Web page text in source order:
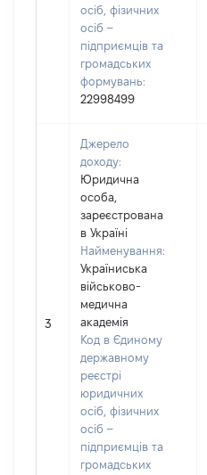
осіб, фізичних
осіб –
підприємців та
громадських
формувань:
22998499
3
Джерело
доходу:
Юридична
особа,
зареєстрована
в Україні
Найменування:
Україниська
військово-
медична
академія
Код в Єдиному
державному
реєстрі
юридичних
осіб, фізичних
осіб –
підприємців та
громадських